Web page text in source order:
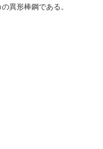
異形棒鋼である。